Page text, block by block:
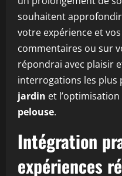
souhaitent
votre expérience et
commentaires ou sur
répondrai avec plaisir
interrogations les plus
jardin et
pelouse.
Intégration
expériences